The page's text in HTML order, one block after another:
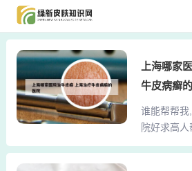
上海哪家
牛皮病癣
谁能帮帮我
院好求高人
作为一家专